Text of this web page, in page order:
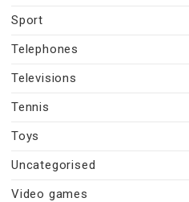
Sport
Telephones
Televisions
Tennis
Toys
Uncategorised
Video games